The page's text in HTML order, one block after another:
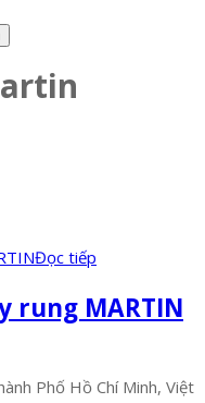
Đọc tiếp
rung MARTIN
Phố Hồ Chí Minh, Việt